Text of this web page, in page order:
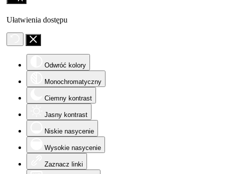
Ułatwienia dostępu
Odwróć kolory
Monochromatyczny
Ciemny kontrast
Jasny kontrast
Niskie nasycenie
Wysokie nasycenie
Zaznacz linki